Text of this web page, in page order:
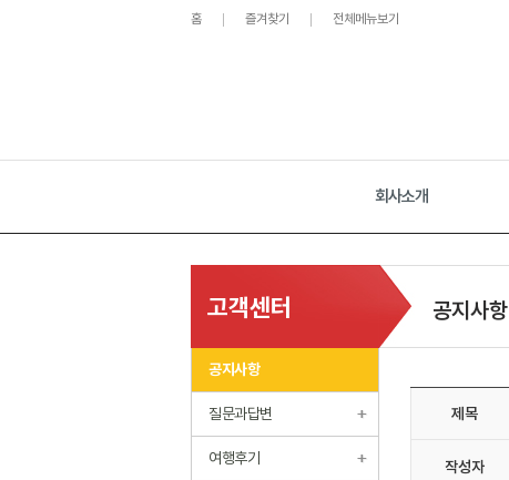
홈 즐겨찾기 전체메뉴보기
회사소개
고객센터
공지사항
질문과답변
여행후기
공지사항
제목
작성자